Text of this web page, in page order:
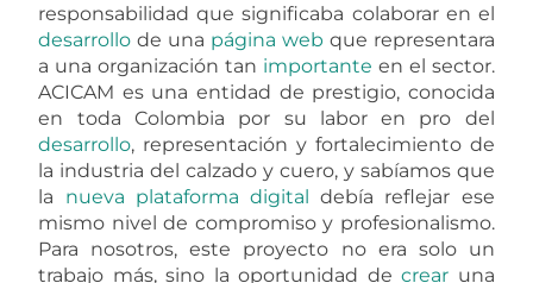
responsabilidad que significaba colaborar en el
desarrollo de una página web que representara
a una organización tan importante en el sector.
ACICAM es una entidad de prestigio, conocida
en toda Colombia por su labor en pro del
desarrollo, representación y fortalecimiento de
la industria del calzado y cuero, y sabíamos que
la nueva plataforma digital debía reflejar ese
mismo nivel de compromiso y profesionalismo.
Para nosotros, este proyecto no era solo un
trabajo más, sino la oportunidad decrear una